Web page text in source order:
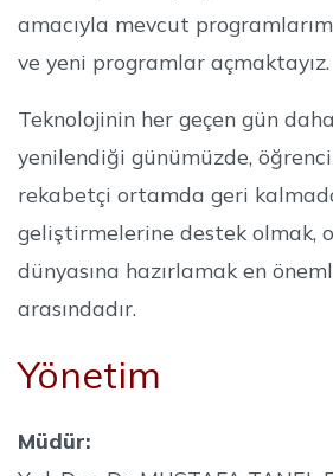
amacıyla mevcut
ve yeni programlar açmaktayız.
Teknolojinin her geçen gün
yenilendiği günümüzde,
rekabetçi ortamda geri
geliştirmelerine destek olmak,
dünyasına hazırlamak en
arasındadır.
Yönetim
Müdür: